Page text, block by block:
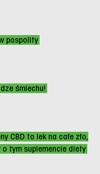
pospolity
śmiechu!
CBD to lek na całe zło,
o tym suplemencie diety